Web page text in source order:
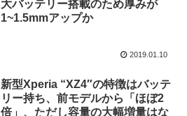
大バッテリー搭載のため厚みが
1~1.5mmアップか
2019.01.10
新型Xperia “XZ4″の特徴はバッテ
リー持ち、前モデルから「ほぼ2
倍」、ただし容量の大幅増量はな